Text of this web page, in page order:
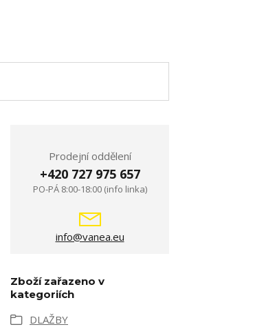
Prodejní oddělení
+420 727 975 657
PO-PÁ 8:00-18:00 (info linka)
info@vanea.eu
Zboží zařazeno v
kategoriích
DLAŽBY